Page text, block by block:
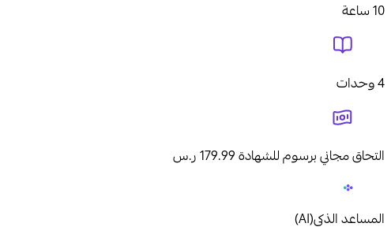
10 ساعة
4 وحدات
التحاق مجاني برسوم للشهادة 179.99 ر.س
المساعد الذكى(AI)